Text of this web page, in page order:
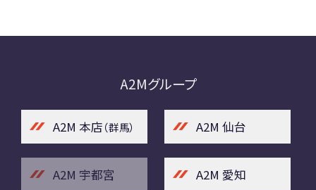
A2Mグループ
A2M 本店（群馬） A2M 仙台
A2M 宇都宮 A2M 愛知
RECRUIT